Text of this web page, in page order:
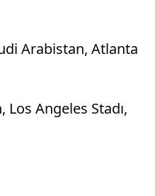
Arabistan, Atlanta
Los Angeles Stadı,